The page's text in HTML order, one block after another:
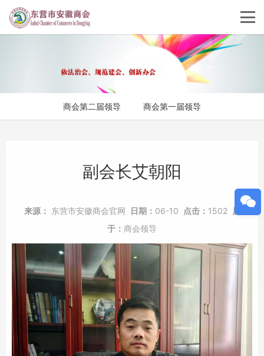
商会第二届领导 商会第一届领导
副会长艾朝阳
来源： 东营市安徽商会官网 日期： 06-10 点击： 1502 属
于： 商会领导